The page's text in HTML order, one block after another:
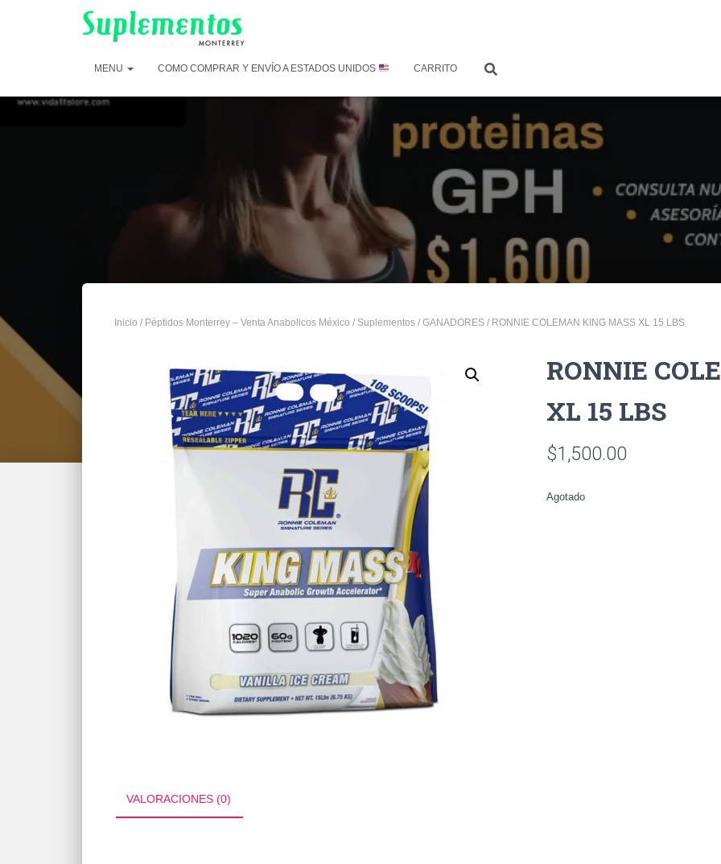
MENU COMO COMPRAR Y ENVÍO A ESTADOS UNIDOS CARRITO
Inicio / Péptidos Monterrey – Venta Anabolicos México / Suplementos / GANADORES / RONNIE COLEMAN KING MASS XL 15 LBS
RONNIE
XL 15 LBS
$1,500.00
Agotado
VALORACIONES (0)